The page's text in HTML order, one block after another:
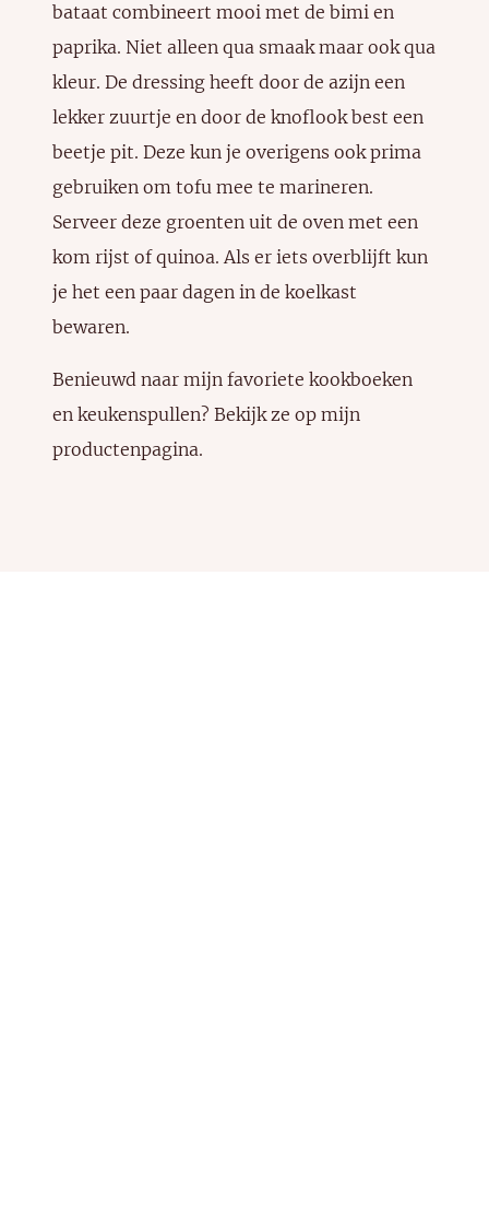
bataat combineert mooi met de bimi en
paprika. Niet alleen qua smaak maar ook qua
kleur. De dressing heeft door de azijn een
lekker zuurtje en door de knoflook best een
beetje pit. Deze kun je overigens ook prima
gebruiken om tofu mee te marineren.
Serveer deze groenten uit de oven met een
kom rijst of quinoa. Als er iets overblijft kun
je het een paar dagen in de koelkast
bewaren.
Benieuwd naar mijn favoriete kookboeken
en keukenspullen? Bekijk ze op mijn
productenpagina.